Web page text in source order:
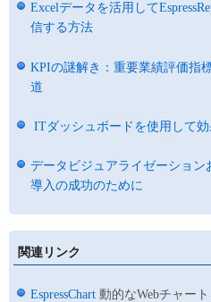
Excelデータを活用して
信する方法
KPIの謎解き：重要業績評価指
道
ITダッシュボードを使用して
データビジュアライゼーショ
導入の成功のために
関連リンク
EspressChart 動的なWebチャー